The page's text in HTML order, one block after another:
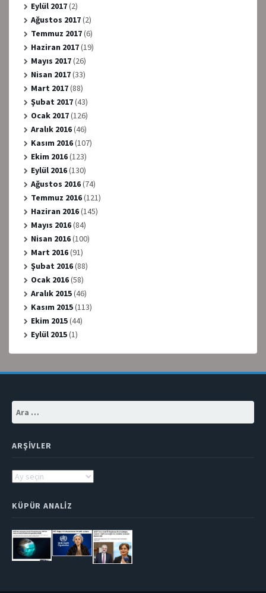
Eylül 2017(2)
Ağustos 2017(2)
Temmuz 2017(6)
Haziran 2017(19)
Mayıs 2017(26)
Nisan 2017(33)
Mart 2017(88)
Şubat 2017(43)
Ocak 2017(126)
Aralık 2016(46)
Kasım 2016(107)
Ekim 2016(123)
Eylül 2016(130)
Ağustos 2016(74)
Temmuz 2016(121)
Haziran 2016(145)
Mayıs 2016(84)
Nisan 2016(100)
Mart 2016(91)
Şubat 2016(88)
Ocak 2016(58)
Aralık 2015(46)
Kasım 2015(113)
Ekim 2015(44)
Eylül 2015(1)
ARŞIVLER
Arşivler
KÜPÜR ANALIZ